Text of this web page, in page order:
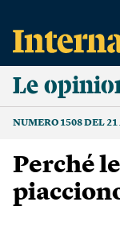
Le
NUMERO 1508 DEL
Perché